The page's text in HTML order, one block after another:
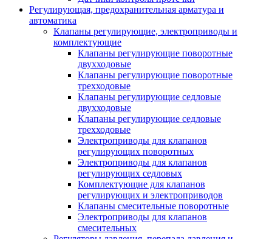
Регулирующая, предохранительная арматура и
автоматика
Клапаны регулирующие, электроприводы и
комплектующие
Клапаны регулирующие поворотные
двухходовые
Клапаны регулирующие поворотные
трехходовые
Клапаны регулирующие седловые
двухходовые
Клапаны регулирующие седловые
трехходовые
Электроприводы для клапанов
регулирующих поворотных
Электроприводы для клапанов
регулирующих седловых
Комплектующие для клапанов
регулирующих и электроприводов
Клапаны смесительные поворотные
Электроприводы для клапанов
смесительных